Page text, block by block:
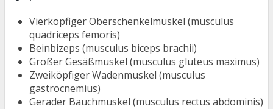
Vierköpfiger Oberschenkelmuskel (musculus
quadriceps femoris)
Beinbizeps (musculus biceps brachii)
Großer Gesäßmuskel (musculus gluteus maximus)
Zweiköpfiger Wadenmuskel (musculus
gastrocnemius)
Gerader Bauchmuskel (musculus rectus abdominis)